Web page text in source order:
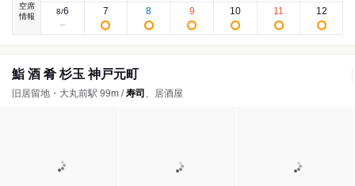
空席
情報
8/6 7 8 9 10 11 12
鮨 酒 肴 杉玉 神戸元町
旧居留地・大丸前駅 99m /寿司 、居酒屋